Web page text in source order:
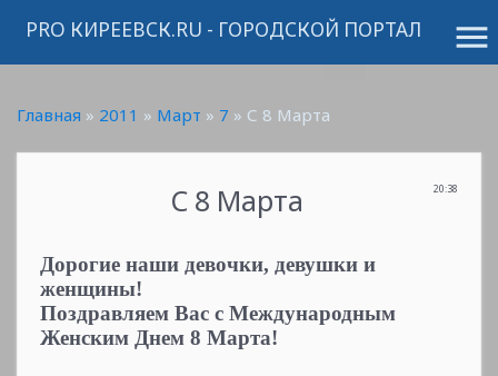
menu
PRO КИРЕЕВСК.RU - ГОРОДСКОЙ ПОРТАЛ
Главная » 2011 » Март » 7 » С 8 Марта
20:38
С 8 Марта
Дорогие наши девочки, девушки и
женщины!
Поздравляем Вас с Международным
Женским Днем 8 Марта!